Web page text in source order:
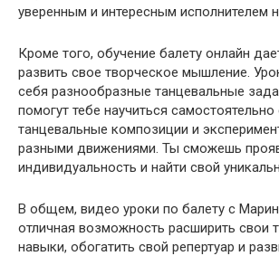
уверенным и интересным исполнителем
Кроме того, обучение балету онлайн
развить свое творческое мышление.
себя разнообразные танцевальные
помогут тебе научиться
танцевальные композиции и
разными движениями. Ты сможешь
индивидуальность и найти свой
В общем, видео уроки по балету с
отличная возможность расширить свои
навыки, обогатить свой репертуар и